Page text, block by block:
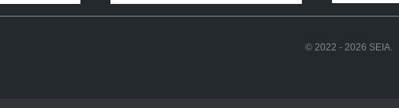
© 2022 - 2026 SEIA.